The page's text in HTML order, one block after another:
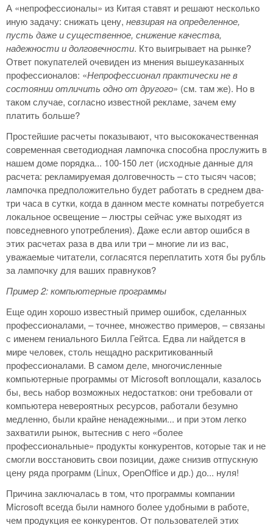
А «непрофессионалы» из Китая ставят и решают несколько
иную задачу: снижать цену, невзирая на определенное,
пусть даже и существенное, снижение качества,
надежности и долговечности. Кто выигрывает на рынке?
Ответ покупателей очевиден из мнения вышеуказанных
профессионалов: «Непрофессионал практически не в
состоянии отличить одно от другого» (см. там же). Но в
таком случае, согласно известной рекламе, зачем ему
платить больше?
Простейшие расчеты показывают, что высококачественная
современная светодиодная лампочка способна прослужить в
нашем доме порядка... 100-150 лет (исходные данные для
расчета: рекламируемая долговечность – сто тысяч часов;
лампочка предположительно будет работать в среднем два-
три часа в сутки, когда в данном месте комнаты потребуется
локальное освещение – люстры сейчас уже выходят из
повседневного употребления). Даже если автор ошибся в
этих расчетах раза в два или три – многие ли из вас,
уважаемые читатели, согласятся переплатить хотя бы рубль
за лампочку для ваших правнуков?
Пример 2: компьютерные программы
Еще один хорошо известный пример ошибок, сделанных
профессионалами, – точнее, множество примеров, – связаны
с именем гениального Билла Гейтса. Едва ли найдется в
мире человек, столь нещадно раскритикованный
профессионалами. В самом деле, многочисленные
компьютерные программы от Microsoft воплощали, казалось
бы, весь набор возможных недостатков: они требовали от
компьютера невероятных ресурсов, работали безумно
медленно, были крайне ненадежными... и при этом легко
захватили рынок, вытеснив с него «более
профессиональные» продукты конкурентов, которые так и не
смогли восстановить свои позиции, даже снизив отпускную
цену ряда программ (Linux, OpenOffice и др.) до... нуля!
Причина заключалась в том, что программы компании
Microsoft всегда были намного более удобными в работе,
чем продукция ее конкурентов. От пользователей этих